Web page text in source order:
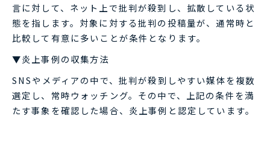
言に対して、ネット上で批判が殺到し、拡散している状
態を指します。対象に対する批判の投稿量が、通常時と
比較して有意に多いことが条件となります。
▼炎上事例の収集方法
SNSやメディアの中で、批判が殺到しやすい媒体を複数
選定し、常時ウォッチング。その中で、上記の条件を満
たす事象を確認した場合、炎上事例と認定しています。